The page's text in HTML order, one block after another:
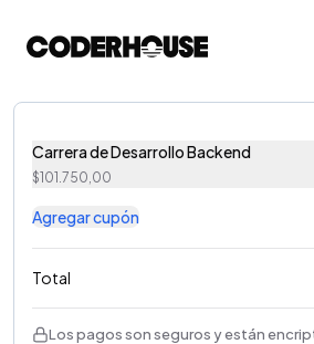
Carrera de Desarrollo Backend
$101.750,00
Agregar cupón
Total
Los pagos son seguros y están